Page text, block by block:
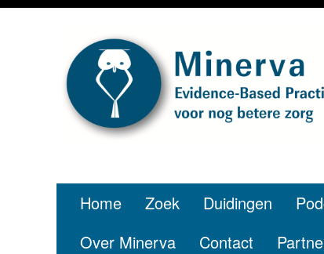
Je
Home Zoek Duidingen
Over Minerva
Contact